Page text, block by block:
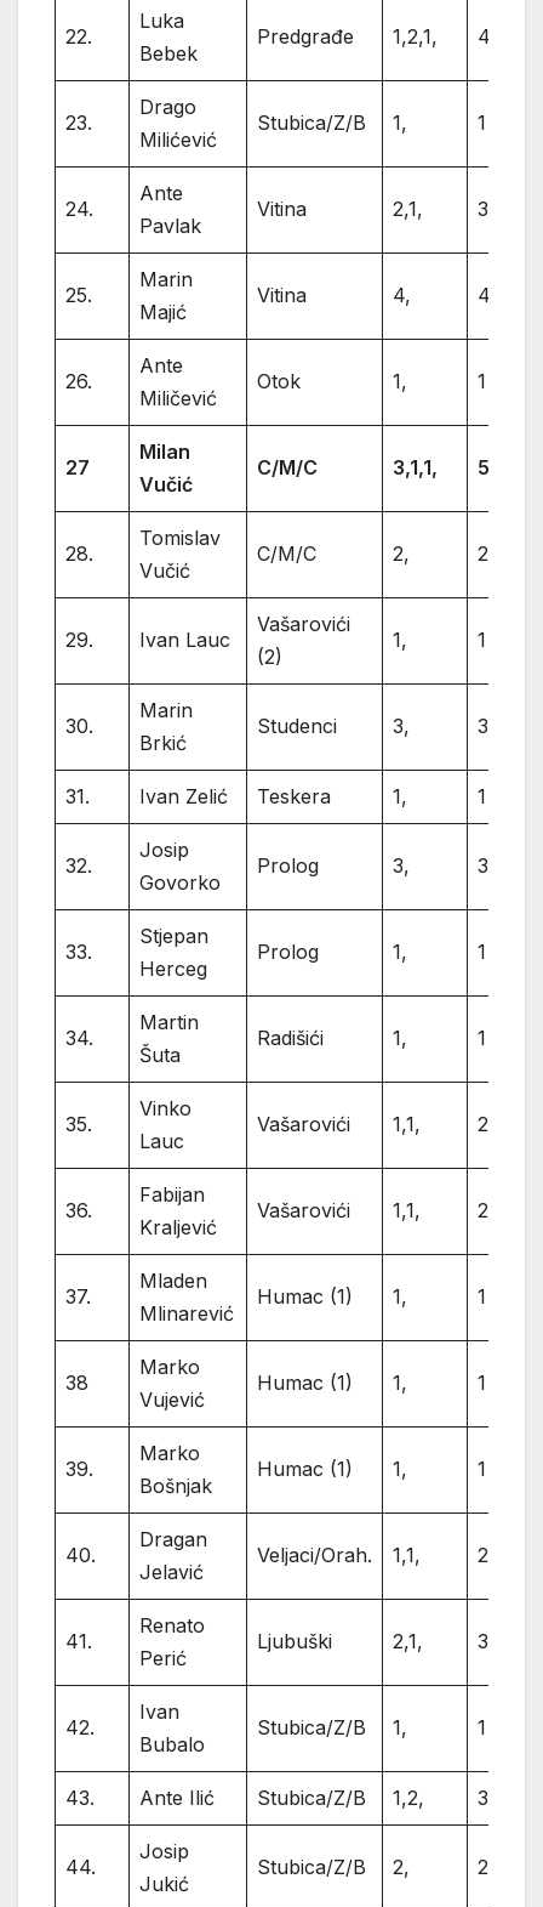
22.
Luka
Bebek
Predgrađe 1,2,1, 4
23.
Drago
Milićević
Stubica/Z/B 1, 1
24.
Ante
Pavlak
Vitina 2,1, 3
25.
Marin
Majić
Vitina 4, 4
26.
Ante
Miličević
Otok 1, 1
27
Milan
Vučić
C/M/C 3,1,1, 5
28.
Tomislav
Vučić
C/M/C 2, 2
29. Ivan Lauc
Vašarovići
(2)
1, 1
30.
Marin
Brkić
Studenci 3, 3
31. Ivan Zelić Teskera 1, 1
32.
Josip
Govorko
Prolog 3, 3
33.
Stjepan
Herceg
Prolog 1, 1
34.
Martin
Šuta
Radišići 1, 1
35.
Vinko
Lauc
Vašarovići 1,1, 2
36.
Fabijan
Kraljević
Vašarovići 1,1, 2
37.
Mladen
Mlinarević
Humac (1) 1, 1
38
Marko
Vujević
Humac (1) 1, 1
39.
Marko
Bošnjak
Humac (1) 1, 1
40.
Dragan
Jelavić
Veljaci/Orah. 1,1, 2
41.
Renato
Perić
Ljubuški 2,1, 3
42.
Ivan
Bubalo
Stubica/Z/B 1, 1
43. Ante Ilić Stubica/Z/B 1,2, 3
44.
Josip
Jukić
Stubica/Z/B 2, 2